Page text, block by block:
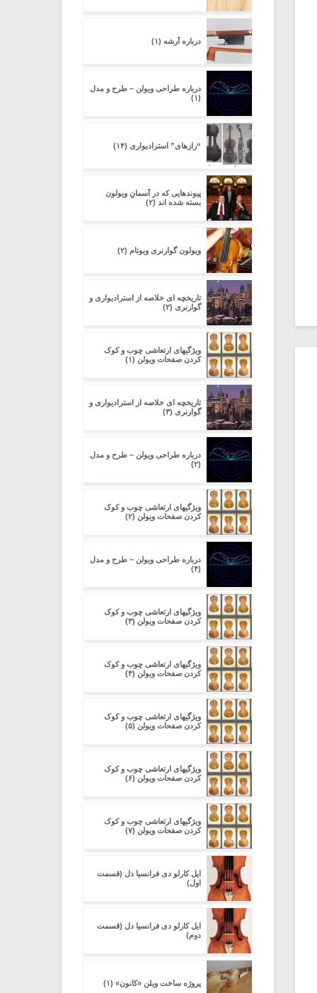
درباره آرشه (۱)
درباره طراحی ویولن – طرح و مدل
(۱)
“رازهای” استرادیواری (۱۴)
پیوندهایی که در آسمانِ ویولون
بسته شده اند (۲)
ویولون گوارنری ویوتام (۲)
تاریخچه ای خلاصه از استرادیواری و
گوارنری (۲)
ویژگیهای ارتعاشی چوب و کوک
کردن صفحات ویولن (۱)
تاریخچه ای خلاصه از استرادیواری و
گوارنری (۳)
درباره طراحی ویولن – طرح و مدل
(۲)
ویژگیهای ارتعاشی چوب و کوک
کردن صفحات ویولن (۲)
درباره طراحی ویولن – طرح و مدل
(۴)
ویژگیهای ارتعاشی چوب و کوک
کردن صفحات ویولن (۳)
ویژگیهای ارتعاشی چوب و کوک
کردن صفحات ویولن (۴)
ویژگیهای ارتعاشی چوب و کوک
کردن صفحات ویولن (۵)
ویژگیهای ارتعاشی چوب و کوک
کردن صفحات ویولن (۶)
ویژگیهای ارتعاشی چوب و کوک
کردن صفحات ویولن (۷)
ایل کارلو دی فرانسیا دل (قسمت
اول)
ایل کارلو دی فرانسیا دل (قسمت
دوم)
پروژه ساخت ویلن «کانون» (۱)